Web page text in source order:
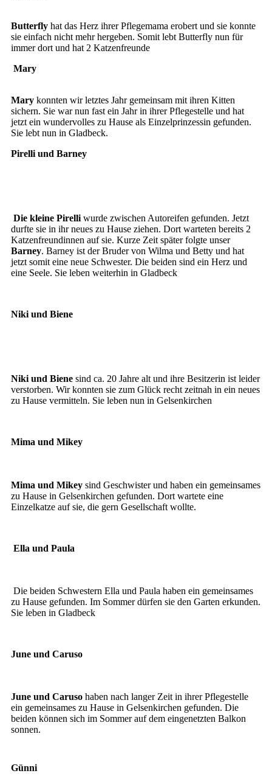
Butterflyhat das Herz ihrer Pflegemama erobert und sie konnte
sie einfach nicht mehr hergeben. Somit lebt Butterfly nun für
immer dort und hat 2 Katzenfreunde
Mary
Marykonnten wir letztes Jahr gemeinsam mit ihren Kitten
sichern. Sie war nun fast ein Jahr in ihrer Pflegestelle und hat
jetzt ein wundervolles zu Hause als Einzelprinzessin gefunden.
Sie lebt nun in Gladbeck.
Pirelli und Barney
Die kleine Pirelliwurde zwischen Autoreifen gefunden. Jetzt
durfte sie in ihr neues zu Hause ziehen. Dort warteten bereits 2
Katzenfreundinnen auf sie. Kurze Zeit später folgte unser
Barney. Barney ist der Bruder von Wilma und Betty und hat
jetzt somit eine neue Schwester. Die beiden sind ein Herz und
eine Seele. Sie leben weiterhin in Gladbeck
Niki und Biene
Niki und Biene sind ca. 20 Jahre alt und ihre Besitzerin ist leider
verstorben. Wir konnten sie zum Glück recht zeitnah in ein neues
zu Hause vermitteln. Sie leben nun in Gelsenkirchen
Mima und Mikey
Mima und Mikey sind Geschwister und haben ein gemeinsames
zu Hause in Gelsenkirchen gefunden. Dort wartete eine
Einzelkatze auf sie, die gern Gesellschaft wollte.
Ella und Paula
Die beiden Schwestern Ella und Paula haben ein gemeinsames
zu Hause gefunden. Im Sommer dürfen sie den Garten erkunden.
Sie leben in Gladbeck
June und Caruso
June und Carusohaben nach langer Zeit in ihrer Pflegestelle
ein gemeinsames zu Hause in Gelsenkirchen gefunden. Die
beiden können sich im Sommer auf dem eingenetzten Balkon
sonnen.
Günni